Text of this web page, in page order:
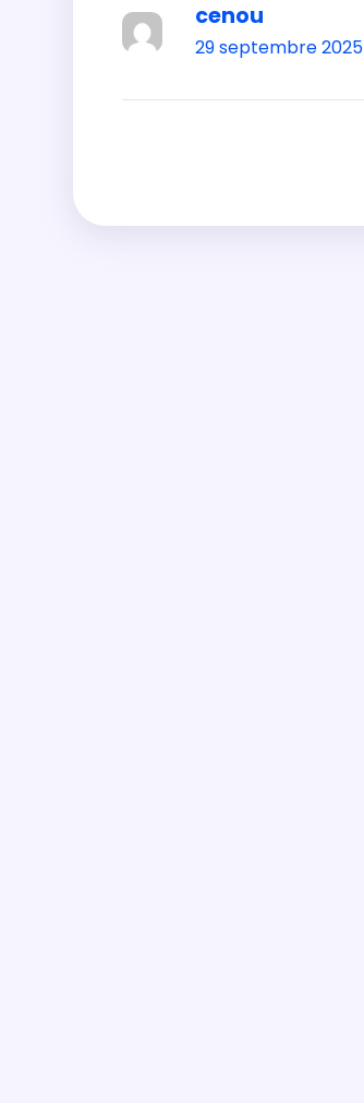
cenou
29 septembre 2025